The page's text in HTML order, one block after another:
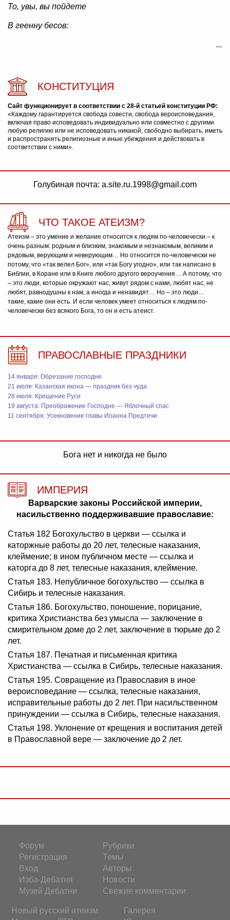
То, увы, вы пойдете
В геенну бесов:
...
КОНСТИТУЦИЯ
Сайт функционирует в соответствии с 28-й статьей конституции РФ:
«Каждому гарантируется свобода совести, свобода вероисповедания,
включая право исповедовать индивидуально или совместно с другими
любую религию или не исповедовать никакой, свободно выбирать, иметь
и распространять религиозные и иные убеждения и действовать в
соответствии с ними».
Голубиная почта: a.site.ru.1998@gmail.com
ЧТО ТАКОЕ АТЕИЗМ?
Атеизм – это умение и желание относится к людям по-человечески – к
очень разным: родным и близким, знакомым и незнакомым, великим и
рядовым, верующим и неверующим… Но относится по-человечески не
потому, что «так велел Бог», или «так Богу угодно», или так написано в
Библии, в Коране или в Книге любого другого вероучения… А потому, что
– это люди, которые окружают нас, живут рядом с нами, любят нас, не
любят, равнодушны к нам, а иногда и ненавидят… Но – это люди…
такие, какие они есть. И если человек умеет относиться к людям по-
человечески без всякого Бога, то он и есть атеист.
ПРАВОСЛАВНЫЕ ПРАЗДНИКИ
14 января: Обрезание господне
21 июля: Казанская икона — праздник без чуда
28 июля: Крещение Руси
19 августа: Преображение Господне — Яблочный спас
11 сентября: Усекновение главы Иоанна Предтечи
Бога нет и никогда не было
ИМПЕРИЯ
Варварские законы Российской империи,
насильственно поддерживавшие православие:
Статья 182 Богохульство в церкви — ссылка и
каторжные работы до 20 лет, телесные наказания,
клеймение; в ином публичном месте — ссылка и
каторга до 8 лет, телесные наказания, клеймение.
Статья 183. Непубличное богохульство — ссылка в
Сибирь и телесные наказания.
Статья 186. Богохульство, поношение, порицание,
критика Христианства без умысла — заключение в
смирительном доме до 2 лет, заключение в тюрьме до 2
лет.
Статья 187. Печатная и письменная критика
Христианства — ссылка в Сибирь, телесные наказания.
Статья 195. Совращение из Православия в иное
вероисповедание — ссылка, телесные наказания,
исправительные работы до 2 лет. При насильственном
принуждении — ссылка в Сибирь, телесные наказания.
Статья 198. Уклонение от крещения и воспитания детей
в Православной вере — заключение до 2 лет.
Форум
Регистрация
Вход
Изба-Дебатня
Музей Дебатни
Рубрики
Темы
Авторы
Новости
Свежие комментарии
Новый русский атеизм
Галерея